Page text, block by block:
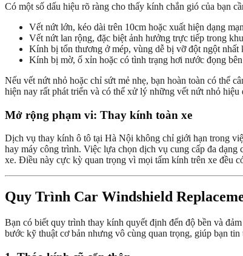
Có một số dấu hiệu rõ ràng cho thấy kính chắn gió của bạn
Vết nứt lớn, kéo dài trên 10cm hoặc xuất hiện dạng
Vết nứt lan rộng, đặc biệt ảnh hưởng trực tiếp trong
Kính bị tổn thương ở mép, vùng dễ bị vỡ đột ngột nhất
Kính bị mờ, ố xỉn hoặc có tình trạng hơi nước đọng
Nếu vết nứt nhỏ hoặc chỉ sứt mẻ nhẹ, bạn hoàn toàn có thể
hiện nay rất phát triển và có thể xử lý những vết nứt nhỏ
Mở rộng phạm vi: Thay kính toàn xe
Dịch vụ thay kính ô tô tại Hà Nội không chỉ giới hạn trong
hay máy công trình. Việc lựa chọn dịch vụ cung cấp đa
xe. Điều này cực kỳ quan trọng vì mọi tấm kính trên xe đều
Quy Trình Car Windshield
Bạn có biết quy trình thay kính quyết định đến độ bền và
bước kỹ thuật cơ bản nhưng vô cùng quan trọng, giúp bạn